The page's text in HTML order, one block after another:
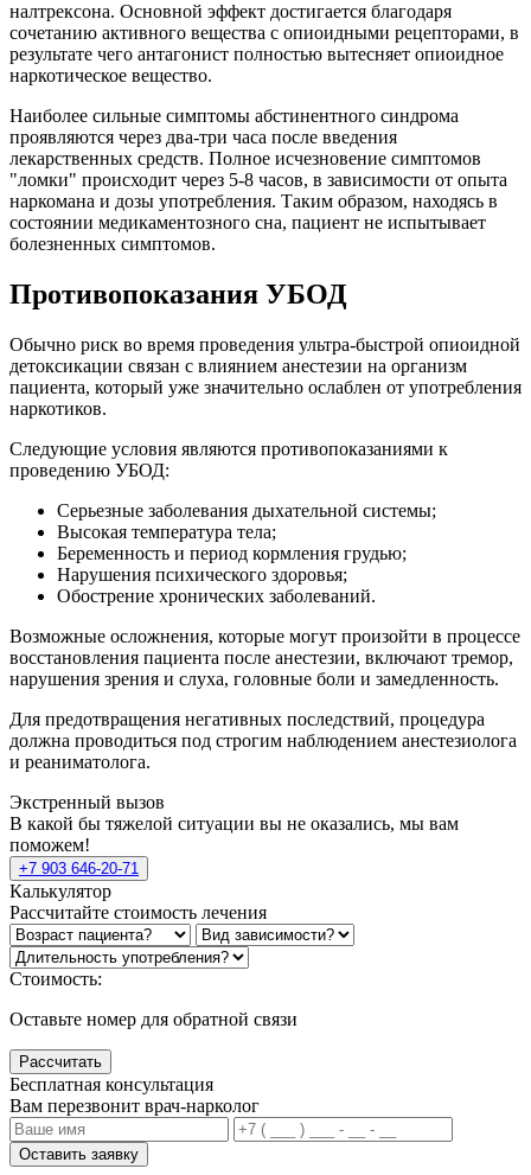
налтрексона. Основной эффект достигается благодаря
сочетанию активного вещества с опиоидными рецепторами, в
результате чего антагонист полностью вытесняет опиоидное
наркотическое вещество.
Наиболее сильные симптомы абстинентного синдрома
проявляются через два-три часа после введения
лекарственных средств. Полное исчезновение симптомов
"ломки" происходит через 5-8 часов, в зависимости от опыта
наркомана и дозы употребления. Таким образом, находясь в
состоянии медикаментозного сна, пациент не испытывает
болезненных симптомов.
Противопоказания УБОД
Обычно риск во время проведения ультра-быстрой опиоидной
детоксикации связан с влиянием анестезии на организм
пациента, который уже значительно ослаблен от употребления
наркотиков.
Следующие условия являются противопоказаниями к
проведению УБОД:
Серьезные заболевания дыхательной системы;
Высокая температура тела;
Беременность и период кормления грудью;
Нарушения психического здоровья;
Обострение хронических заболеваний.
Возможные осложнения, которые могут произойти в процессе
восстановления пациента после анестезии, включают тремор,
нарушения зрения и слуха, головные боли и замедленность.
Для предотвращения негативных последствий, процедура
должна проводиться под строгим наблюдением анестезиолога
и реаниматолога.
Экстренный вызов
В какой бы тяжелой ситуации вы не оказались, мы вам
поможем!
+7 903 646-20-71
Калькулятор
Рассчитайте стоимость лечения
Стоимость:
Оставьте номер для обратной связи
Рассчитать
Бесплатная консультация
Вам перезвонит врач-нарколог
Оставить заявку